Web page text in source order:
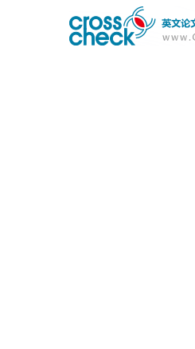
导
航
account
menu